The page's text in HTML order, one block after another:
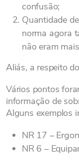
confusão;
Quantidade
norma agora
não eram
Aliás, a respeito
Vários pontos
informação de
Alguns exemplos
NR 17 –
NR 6 –